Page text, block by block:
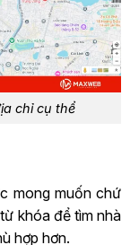
chỉ cụ thể
mong muốn chứ
khóa để tìm nhà
hợp hơn.